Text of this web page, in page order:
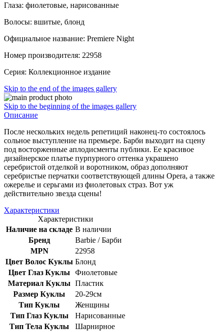
Глаза: фиолетовые, нарисованные
Волосы: вшитые, блонд
Официальное название: Premiere Night
Номер производителя: 22958
Серия: Коллекционное издание
Skip to the end of the images gallery
Skip to the beginning of the images gallery
Описание
После нескольких недель репетиций наконец-то состоялось
сольное выступление на премьере. Барби выходит на сцену
под восторженные аплодисменты публики. Ее красивое
дизайнерское платье пурпурного оттенка украшено
серебристой отделкой и воротником, образ дополняют
серебристые перчатки соответствующей длины Opera, а также
ожерелье и серьгами из фиолетовых страз. Вот уж
действительно звезда сцены!
Характеристики
Характеристики
Наличие на складе В наличии
Бренд
Barbie / Барби
MPN
22958
Цвет Волос Куклы Блонд
Цвет Глаз Куклы
Фиолетовые
Материал Куклы Пластик
Размер Куклы
20-29см
Тип Куклы
Женщины
Тип Глаз Куклы
Нарисованные
Тип Тела Куклы
Шарнирное